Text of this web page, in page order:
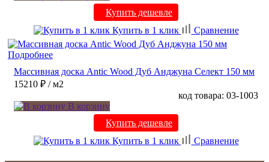
Купить дешевле
Купить в 1 клик
Сравнение
Подробнее
Массивная доска Antic Wood Дуб Анджуна Селект 150 мм
15210 ₽ / м2
код товара: 03-1003
В корзину
Купить дешевле
Купить в 1 клик
Сравнение